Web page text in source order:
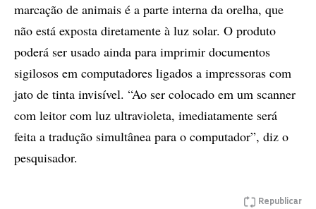
marcação de animais é a parte interna da orelha, que
não está exposta diretamente à luz solar. O produto
poderá ser usado ainda para imprimir documentos
sigilosos em computadores ligados a impressoras com
jato de tinta invisível. “Ao ser colocado em um scanner
com leitor com luz ultravioleta, imediatamente será
feita a tradução simultânea para o computador”, diz o
pesquisador.
Republicar